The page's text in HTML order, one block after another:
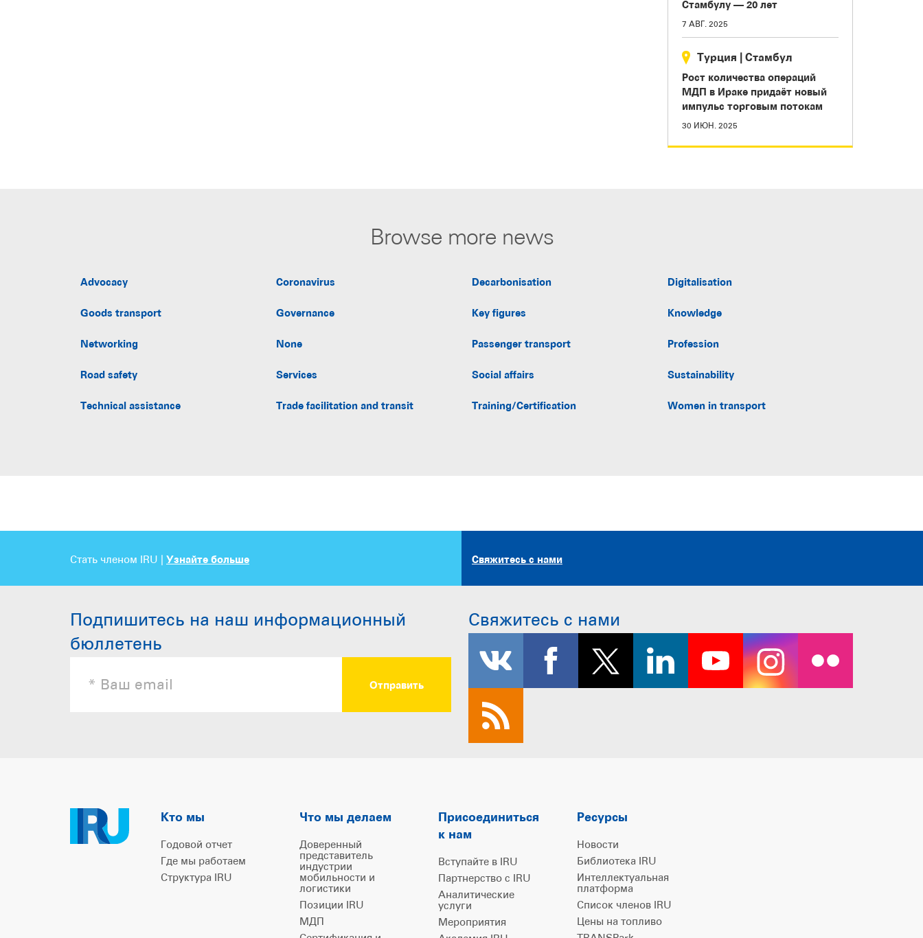
Стамбулу — 20 лет
7 АВГ. 2025
Турция | Стамбул
Рост количества операций
МДП в Ираке придаёт новый
импульс торговым потокам
30 ИЮН. 2025
Browse more news
Advocacy Coronavirus Decarbonisation Digitalisation
Goods transport Governance Key figures Knowledge
Networking None Passenger transport Profession
Road safety Services Social affairs Sustainability
Technical assistance Trade facilitation and transit Training/Certification Women in transport
Стать членом IRU | Узнайте больше Свяжитесь с нами
Подпишитесь на наш информационный
бюллетень
Свяжитесь с нами
Кто мы
Годовой отчет
Где мы работаем
Структура IRU
Что мы делаем
Доверенный
представитель
индустрии
мобильности и
логистики
Позиции IRU
МДП
Присоединиться
к нам
Вступайте в IRU
Партнерство с IRU
Аналитические
услуги
Мероприятия
Ресурсы
Новости
Библиотека IRU
Интеллектуальная
платформа
Список членов IRU
Цены на топливо